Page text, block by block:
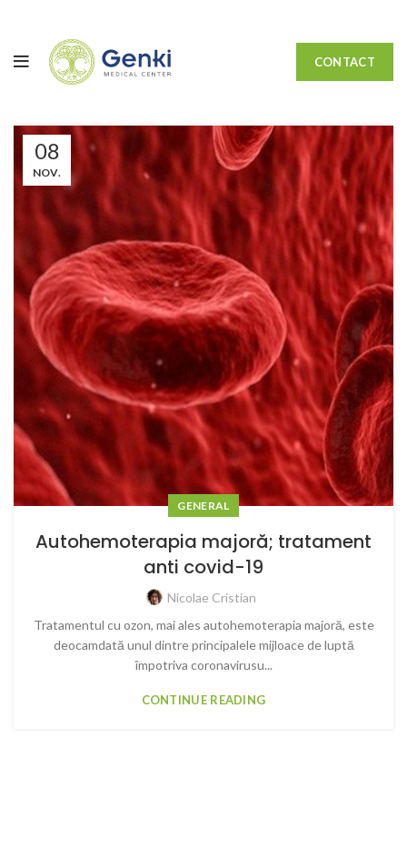
CONTACT
08
NOV.
GENERAL
Autohemoterapia majoră; tratament
anti covid-19
Nicolae Cristian
Tratamentul cu ozon, mai ales autohemoterapia majoră, este
deocamdată unul dintre principalele mijloace de luptă
împotriva coronavirusu...
CONTINUE READING